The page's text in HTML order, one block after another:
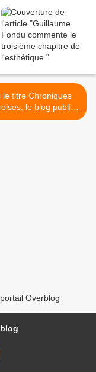
le titre Chroniques
le blog publie
série d'articles de
Overblog